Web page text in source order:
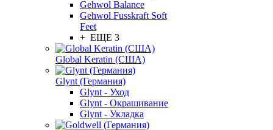
Gehwol Balance
Gehwol Fusskraft Soft
Feet
+ ЕЩЕ 3
Global Keratin (США)
Glynt (Германия)
Glynt - Уход
Glynt - Окрашивание
Glynt - Укладка